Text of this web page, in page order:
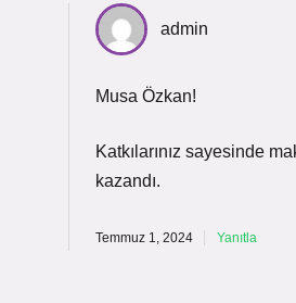
admin
Musa Özkan!
Katkılarınız sayesinde
kazandı.
Temmuz 1, 2024 Yanıtla